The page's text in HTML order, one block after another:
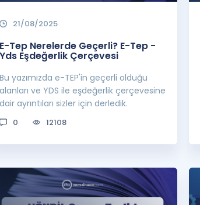
21/08/2025
E-Tep Nerelerde Geçerli? E-Tep -
Yds Eşdeğerlik Çerçevesi
Bu yazımızda e-TEP'in geçerli olduğu
alanları ve YDS ile eşdeğerlik çerçevesine
dair ayrıntıları sizler için derledik.
0 12108